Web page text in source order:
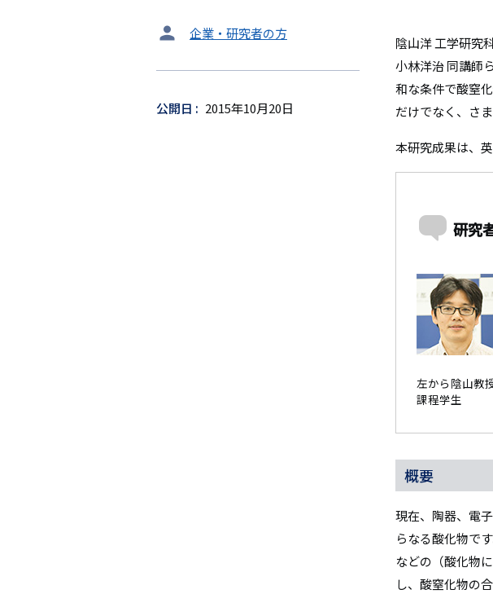
タ
ッ
企業・研究者の方
公開日 2015年10月20日
陰山洋 工学研究
小林洋治 同講師
和な条件で酸窒
だけでなく、さ
本研究成果は、
研究
左から陰山教
課程学生
概要
現在、陶器、電
らなる酸化物で
などの（酸化物
し、酸窒化物の